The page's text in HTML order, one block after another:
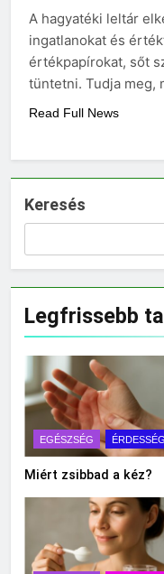
A hagyatéki leltár
ingatlanokat és
értékpapírokat, sőt
tüntetni. Tudja meg,
Read Full News
Keresés
Legfrissebb
EGÉSZSÉG
Miért zsibbad a kéz?